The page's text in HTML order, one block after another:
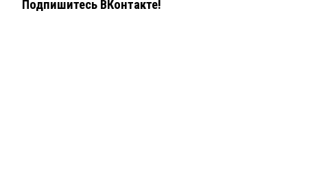
Подпишитесь ВКонтакте!